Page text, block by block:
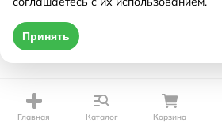
Главная Каталог Корзина
Принять